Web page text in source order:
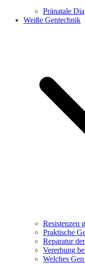
Pränatale
Weiße Gentechnik
Resistenzen
Praktische
Reparatur
Vererbung
Welches